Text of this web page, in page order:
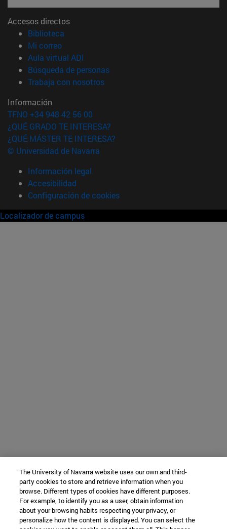
Accesos directos
Biblioteca
Mi correo(abre en nueva ventana)
Aula virtual ADI
Búsqueda de personas(abre en nueva ventana)
Trabaja con nosotros(abre en nueva ventana)
Información
TFNO +34 948 42 56 00
¿QUÉ GRADO TE INTERESA?
¿QUÉ MÁSTER TE INTERESA?
© Universidad de Navarra
Información legal
Accesibilidad
Configuración de cookies
Localizador de campus
The University of Navarra website uses our own and third-
party cookies to store and retrieve information when you
browse. Different types of cookies have different purposes.
For example, to identify you as a user, obtain information
about your browsing habits respecting your privacy, or
personalize how the content is displayed. You can select the